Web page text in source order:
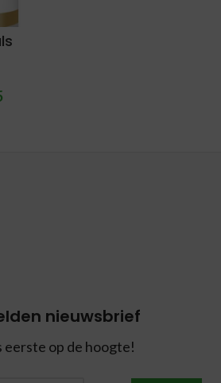
nieuwsbrief
eerste op de hoogte!